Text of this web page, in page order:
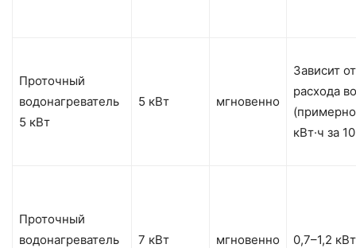
Проточный
водонагреватель
5 кВт
5 кВт мгновенно
Зависит
расхода
кВт·ч за
Проточный
водонагреватель
7 кВт мгновенно 0,7–1,2